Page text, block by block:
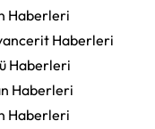
Haberleri
Haberleri
Haberleri
Haberleri
Haberleri